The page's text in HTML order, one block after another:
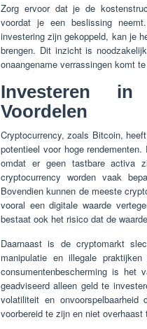
Zorg ervoor dat je de
voordat je een beslissing
investering zijn gekoppeld, kan je
brengen. Dit inzicht is
onaangename verrassingen komt
Investeren in
Voordelen
Cryptocurrency, zoals Bitcoin,
potentieel voor hoge
omdat er geen tastbare activa
cryptocurrency worden vaak
Bovendien kunnen de meeste
vooral een digitale waarde
bestaat ook het risico dat de
Daarnaast is de cryptomarkt
manipulatie en illegale
consumentenbescherming is het
geadviseerd alleen geld te
volatiliteit en
voorbereid te zijn en niet